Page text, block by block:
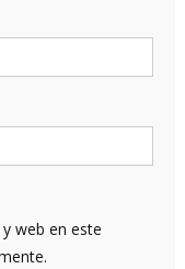
web en este